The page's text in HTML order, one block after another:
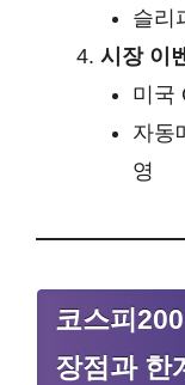
슬리
시장 이
미국
자동
영
코스피
장점과 한